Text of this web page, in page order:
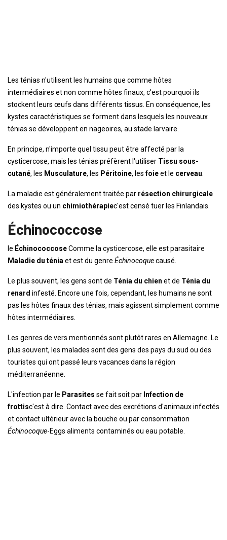
Les ténias n'utilisent les humains que comme hôtes
intermédiaires et non comme hôtes finaux, c'est pourquoi ils
stockent leurs œufs dans différents tissus. En conséquence, les
kystes caractéristiques se forment dans lesquels les nouveaux
ténias se développent en nageoires, au stade larvaire.
En principe, n'importe quel tissu peut être affecté par la
cysticercose, mais les ténias préfèrent l'utiliser Tissu sous-
cutané, les Musculature, les Péritoine, lesfoieet le cerveau
La maladie est généralement traitée par résection chirurgicale
des kystes ou un chimiothérapiec'est censé tuer les Finlandais.
Échinococcose
le ÉchinococcoseComme la cysticercose, elle est parasitaire
Maladie du ténia et est du genre Échinocoquecausé.
Le plus souvent, les gens sont de Ténia du chien et de Ténia du
renard infesté. Encore une fois, cependant, les humains ne sont
pas les hôtes finaux des ténias, mais agissent simplement comme
hôtes intermédiaires.
Les genres de vers mentionnés sont plutôt rares en Allemagne. Le
plus souvent, les malades sont des gens des pays du sud ou des
touristes qui ont passé leurs vacances dans la région
méditerranéenne.
L'infection par le Parasites se fait soit par Infection de
frottisc'est à dire. Contact avec des excrétions d'animaux infectés
et contact ultérieur avec la bouche ou par consommation
Échinocoque-Eggs aliments contaminés ou eau potable.